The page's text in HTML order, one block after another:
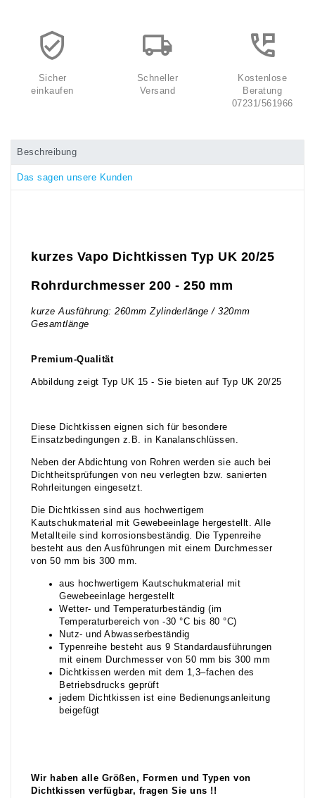
Sicher
einkaufen
Schneller
Versand
Kostenlose
Beratung
07231/561966
Beschreibung
Das sagen unsere Kunden
kurzes Vapo Dichtkissen Typ UK 20/25
Rohrdurchmesser 200 - 250 mm
kurze Ausführung: 260mm Zylinderlänge / 320mm
Gesamtlänge
Premium-Qualität
Abbildung zeigt Typ UK 15 - Sie bieten auf Typ UK 20/25
Diese Dichtkissen eignen sich für besondere
Einsatzbedingungen z.B. in Kanalanschlüssen.
Neben der Abdichtung von Rohren werden sie auch bei
Dichtheitsprüfungen von neu verlegten bzw. sanierten
Rohrleitungen eingesetzt.
Die Dichtkissen sind aus hochwertigem
Kautschukmaterial mit Gewebeeinlage hergestellt. Alle
Metallteile sind korrosionsbeständig. Die Typenreihe
besteht aus den Ausführungen mit einem Durchmesser
von 50 mm bis 300 mm.
aus hochwertigem Kautschukmaterial mit
Gewebeeinlage hergestellt
Wetter- und Temperaturbeständig (im
Temperaturbereich von -30 °C bis 80 °C)
Nutz- und Abwasserbeständig
Typenreihe besteht aus 9 Standardausführungen
mit einem Durchmesser von 50 mm bis 300 mm
Dichtkissen werden mit dem 1,3–fachen des
Betriebsdrucks geprüft
jedem Dichtkissen ist eine Bedienungsanleitung
beigefügt
Wir haben alle Größen, Formen und Typen von
Dichtkissen verfügbar, fragen Sie uns !!